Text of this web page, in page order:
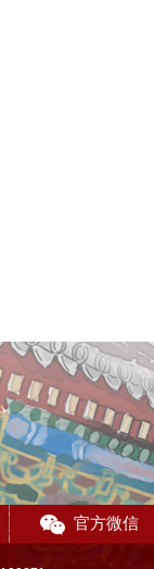
官方微信